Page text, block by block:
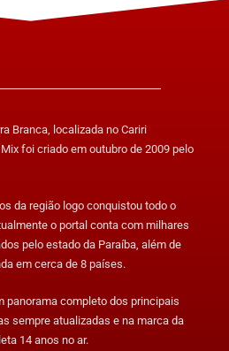
Branca, localizada no Cariri
foi criado em outubro de 2009 pelo
da região logo conquistou todo o
o portal conta com milhares
pelo estado da Paraíba, além de
em cerca de 8 países.
panorama completo dos principais
sempre atualizadas e na marca da
14 anos no ar.